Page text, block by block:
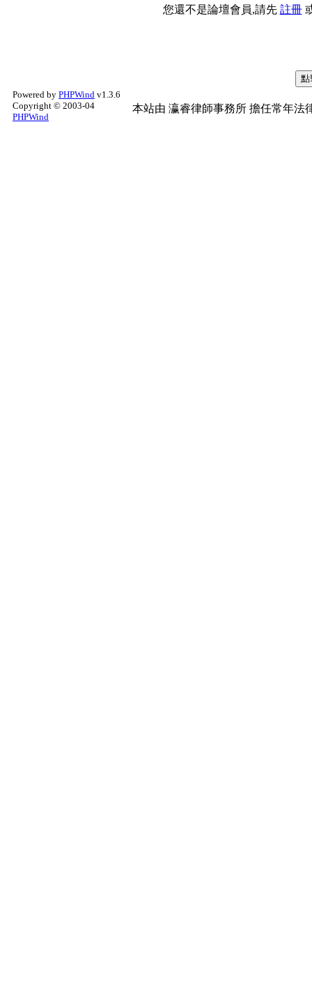
您還不是論壇會員,請先 註冊
Powered by PHPWind v1.3.6
Copyright © 2003-04
PHPWind
本站由 瀛睿律師事務所 擔任常年法